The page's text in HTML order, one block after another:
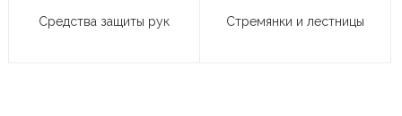
Средства защиты рук Стремянки и лестницы